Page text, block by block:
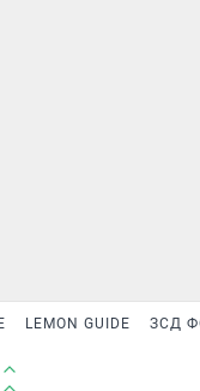
LEMON GUIDE ЗСД